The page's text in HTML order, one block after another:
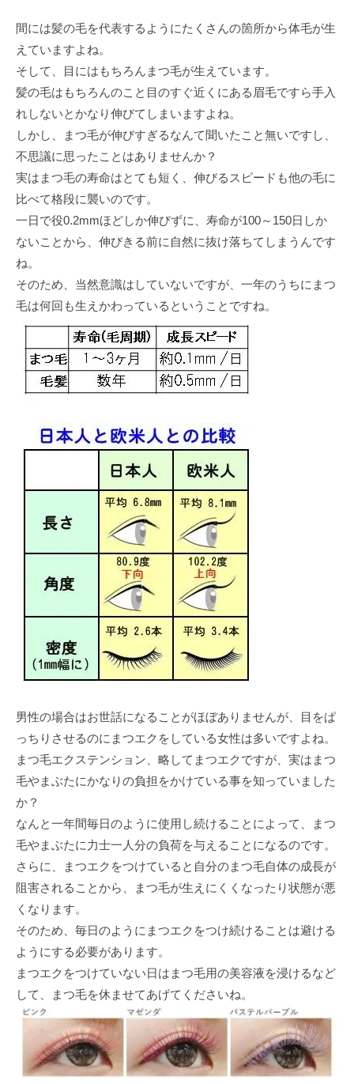
間には髪の毛を代表するようにたくさんの箇所から体毛が生
えていますよね。
そして、目にはもちろんまつ毛が生えています。
髪の毛はもちろんのこと目のすぐ近くにある眉毛ですら手入
れしないとかなり伸びてしまいますよね。
しかし、まつ毛が伸びすぎるなんて聞いたこと無いですし、
不思議に思ったことはありませんか？
実はまつ毛の寿命はとても短く、伸びるスピードも他の毛に
比べて格段に襲いのです。
一日で役0.2mmほどしか伸びずに、寿命が100～150日しか
ないことから、伸びきる前に自然に抜け落ちてしまうんです
ね。
そのため、当然意識はしていないですが、一年のうちにまつ
毛は何回も生えかわっているということですね。
男性の場合はお世話になることがほぼありませんが、目をぱ
っちりさせるのにまつエクをしている女性は多いですよね。
まつ毛エクステンション、略してまつエクですが、実はまつ
毛やまぶたにかなりの負担をかけている事を知っていました
か？
なんと一年間毎日のように使用し続けることによって、まつ
毛やまぶたに力士一人分の負荷を与えることになるのです。
さらに、まつエクをつけていると自分のまつ毛自体の成長が
阻害されることから、まつ毛が生えにくくなったり状態が悪
くなります。
そのため、毎日のようにまつエクをつけ続けることは避ける
ようにする必要があります。
まつエクをつけていない日はまつ毛用の美容液を浸けるなど
して、まつ毛を休ませてあげてくださいね。